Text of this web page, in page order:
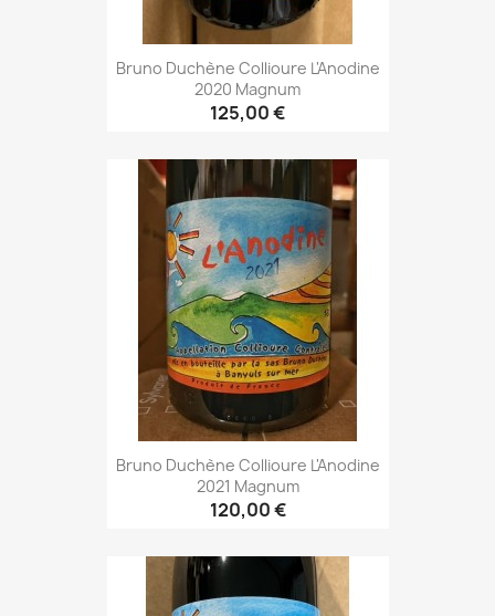
Bruno Duchène Collioure L'Anodine
2020 Magnum
125,00 €
Bruno Duchène Collioure L'Anodine
2021 Magnum
120,00 €